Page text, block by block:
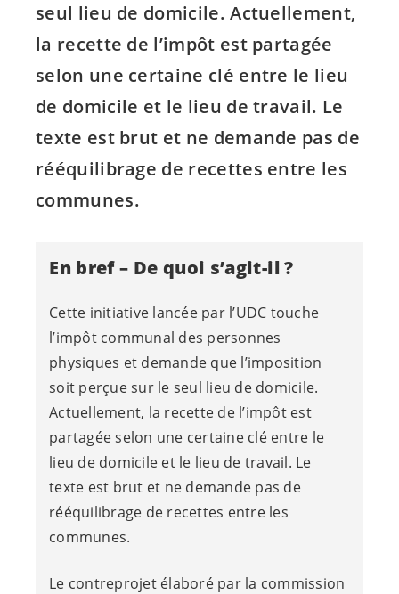
seul lieu de domicile. Actuellement,
la recette de l’impôt est partagée
selon une certaine clé entre le lieu
de domicile et le lieu de travail. Le
texte est brut et ne demande pas de
rééquilibrage de recettes entre les
communes.
En bref – De quoi s’agit-il ?
Cette initiative lancée par l’UDC touche
l’impôt communal des personnes
physiques et demande que l’imposition
soit perçue sur le seul lieu de domicile.
Actuellement, la recette de l’impôt est
partagée selon une certaine clé entre le
lieu de domicile et le lieu de travail. Le
texte est brut et ne demande pas de
rééquilibrage de recettes entre les
communes.
Le contreprojet élaboré par la commission